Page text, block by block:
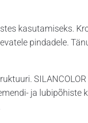
kasutamiseks.
pindadele.
SILANCOLOR
ja lubipõhiste